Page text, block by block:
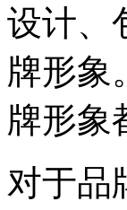
设计、
牌形象
牌形象
对于品